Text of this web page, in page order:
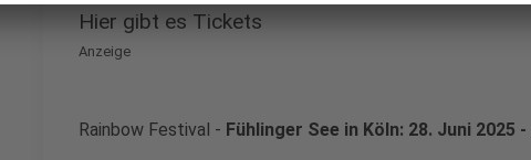
Hier gibt es Tickets
Anzeige
Rainbow Festival - Fühlinger See in Köln: 28. Juni 2025 -